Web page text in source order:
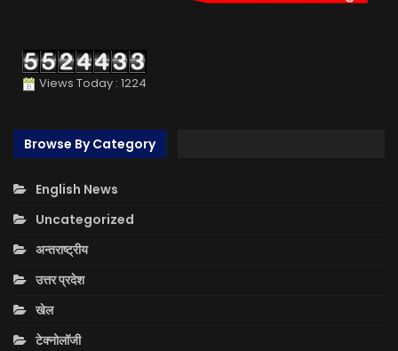
Views Today : 1224
Browse By Category
English News
Uncategorized
अन्तराष्ट्रीय
उत्तर प्रदेश
खेल
टेक्नोलॉजी